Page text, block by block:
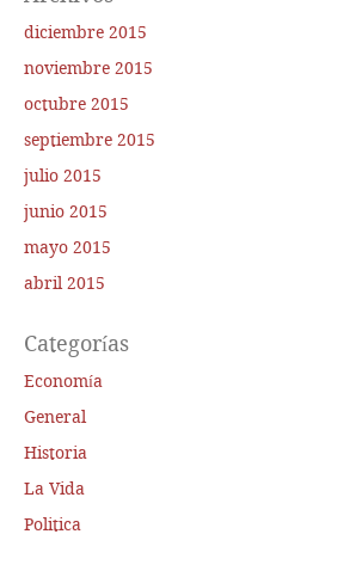
diciembre 2015
noviembre 2015
octubre 2015
septiembre 2015
julio 2015
junio 2015
mayo 2015
abril 2015
Categorías
Economía
General
Historia
La Vida
Politica